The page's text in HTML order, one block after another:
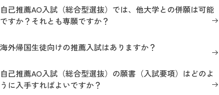
2026年9月入学者向け 新入生サイト
自己推薦AO入試（総合型選抜）では、他大学との併願は可能
ですか？それとも専願ですか？
海外帰国生徒向けの推薦入試はありますか？
自己推薦AO入試（総合型選抜）の願書（入試要項）はどのよ
うに入手すればよいですか？